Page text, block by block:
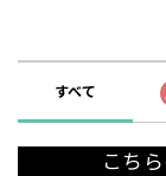
すべて
こち